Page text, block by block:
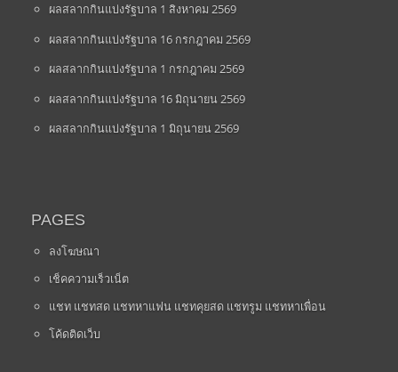
ผลสลากกินแบ่งรัฐบาล 1 สิงหาคม 2569
ผลสลากกินแบ่งรัฐบาล 16 กรกฎาคม 2569
ผลสลากกินแบ่งรัฐบาล 1 กรกฎาคม 2569
ผลสลากกินแบ่งรัฐบาล 16 มิถุนายน 2569
ผลสลากกินแบ่งรัฐบาล 1 มิถุนายน 2569
PAGES
ลงโฆษณา
เช็คความเร็วเน็ต
แชท แชทสด แชทหาแฟน แชทคุยสด แชทรูม แชทหาเพื่อน
โค้ดติดเว็บ